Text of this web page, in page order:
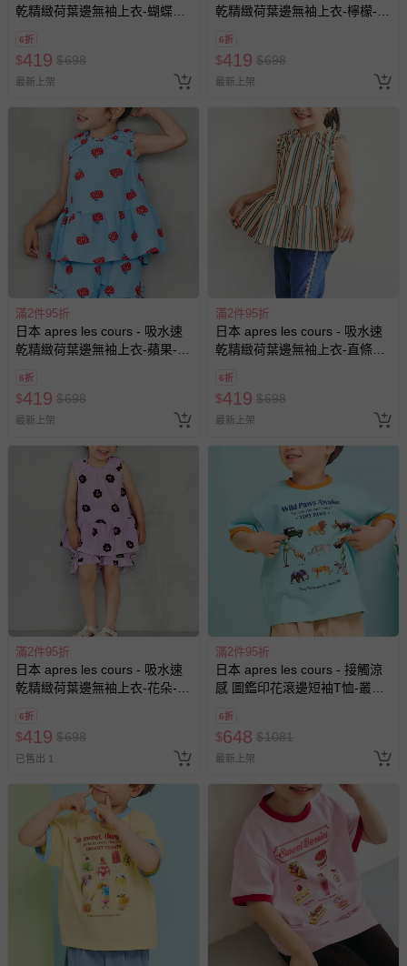
乾精緻荷葉邊無袖上衣-蝴蝶結-
6折
$419 $698
最新上架
乾精緻荷葉邊無袖上衣-檸檬-橘
6折
$419 $698
最新上架
滿2件95折
日本 apres les cours - 吸水速
乾精緻荷葉邊無袖上衣-蘋果-水
6折
$419 $698
最新上架
滿2件95折
日本 apres les cours - 吸水速
乾精緻荷葉邊無袖上衣-直條紋-
6折
$419 $698
最新上架
滿2件95折
日本 apres les cours - 吸水速
乾精緻荷葉邊無袖上衣-花朵-薰
6折
$419 $698
已售出 1
滿2件95折
日本 apres les cours - 接觸涼
感 圖鑑印花滾邊短袖T恤-叢林
6折
$648 $1081
最新上架